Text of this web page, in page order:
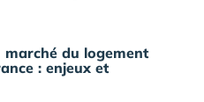
marché du logement
: enjeux et